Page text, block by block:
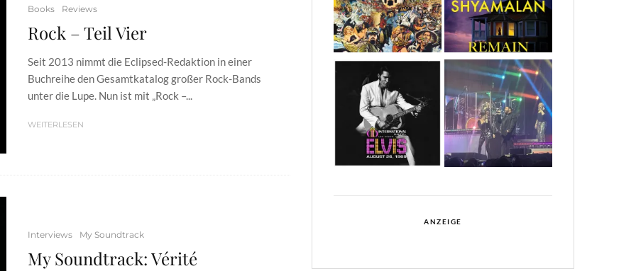
Books Reviews
Rock – Teil Vier
Seit 2013 nimmt die Eclipsed-Redaktion in einer
Buchreihe den Gesamtkatalog großer Rock-Bands
unter die Lupe. Nun ist mit „Rock –...
WEITERLESEN
Interviews My Soundtrack
My Soundtrack: Vérité
ANZEIGE